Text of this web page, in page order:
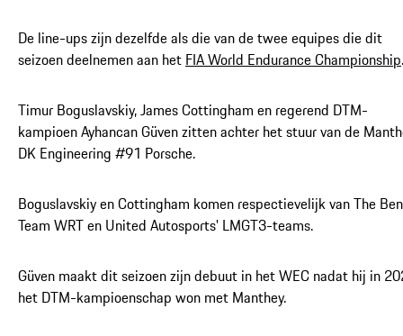
De line-ups zijn dezelfde als die van de twee equipes die dit
seizoen deelnemen aan het FIA World Endurance Championship.
Timur Boguslavskiy, James Cottingham en regerend DTM-
kampioen Ayhancan Güven zitten achter het stuur van de
DK Engineering #91 Porsche.
Boguslavskiy en Cottingham komen respectievelijk van The
Team WRT en United Autosports' LMGT3-teams.
Güven maakt dit seizoen zijn debuut in het WEC nadat hij in
het DTM-kampioenschap won met Manthey.